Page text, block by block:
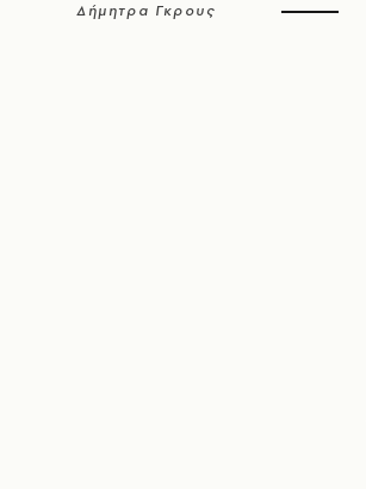
Δήμητρα Γκρους